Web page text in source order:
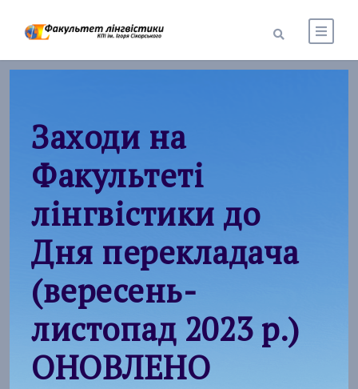
Заходи на
Факультеті
лінгвістики до
Дня перекладача
(вересень-
листопад 2023 р.)
ОНОВЛЕНО